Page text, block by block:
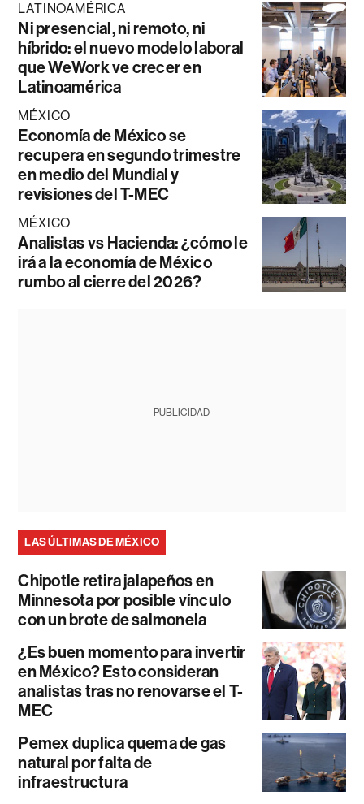
LATINOAMÉRICA
Ni presencial, ni remoto, ni
híbrido: el nuevo modelo laboral
que WeWork ve crecer en
Latinoamérica
MÉXICO
Economía de México se
recupera en segundo trimestre
en medio del Mundial y
revisiones del T-MEC
MÉXICO
Analistas vs Hacienda: ¿cómo le
irá a la economía de México
rumbo al cierre del 2026?
PUBLICIDAD
LAS ÚLTIMAS DE MÉXICO
Chipotle retira jalapeños en
Minnesota por posible vínculo
con un brote de salmonela
¿Es buen momento para invertir
en México? Esto consideran
analistas tras no renovarse el T-
MEC
Pemex duplica quema de gas
natural por falta de
infraestructura